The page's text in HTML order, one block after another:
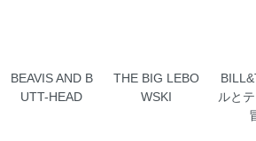
BEAVIS AND B
UTT-HEAD
THE BIG LEBO
WSKI
ルと